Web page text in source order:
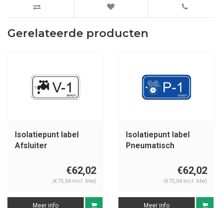
Gerelateerde producten
Isolatiepunt label
Afsluiter
€62,02
(€75,04 Incl. btw)
Meer info
Isolatiepunt label
Pneumatisch
€62,02
(€75,04 Incl. btw)
Meer info